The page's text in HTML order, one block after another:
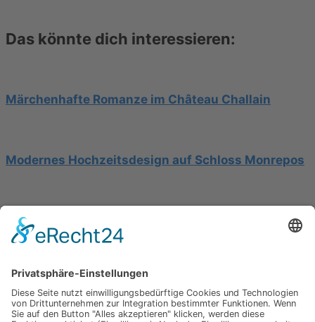
Das könnte dich interessieren:
Märchenhafte Romanze im Château Challain
Modernes Hochzeitsdesign auf Schloss Monrepos
Hochzeit am Gardasee auf einer Segelyacht
Impressum
Werbung